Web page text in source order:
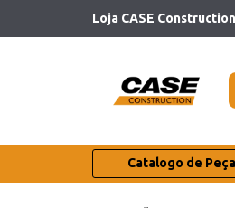
Loja CASE
Catalogo de